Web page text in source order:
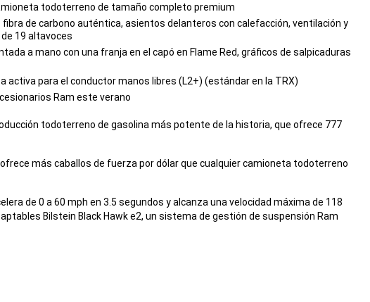
todoterreno de tamaño completo premium
de carbono auténtica, asientos delanteros con calefacción, ventilación y
19 altavoces
a mano con una franja en el capó en Flame Red, gráficos de salpicaduras
activa para el conductor manos libres (L2+) (estándar en la TRX)
Ram este verano
todoterreno de gasolina más potente de la historia, que ofrece 777
más caballos de fuerza por dólar que cualquier camioneta todoterreno
de 0 a 60 mph en 3.5 segundos y alcanza una velocidad máxima de 118
Bilstein Black Hawk e2, un sistema de gestión de suspensión Ram